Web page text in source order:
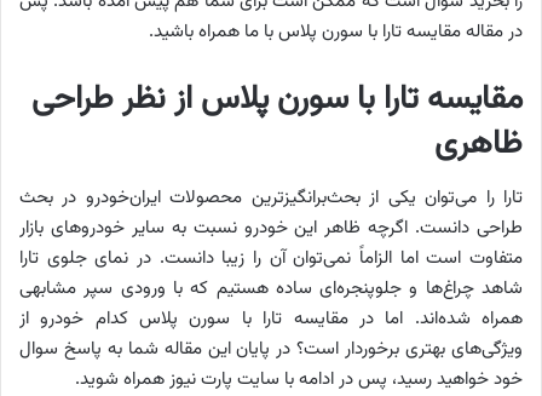
در مقاله مقایسه تارا با سورن پلاس با ما همراه باشید.
مقایسه تارا با سورن پلاس از نظر طراحی
ظاهری
تارا را می‌توان یکی از بحث‌برانگیزترین محصولات ایران‌خودرو در بحث
طراحی دانست. اگرچه ظاهر این خودرو نسبت به سایر خودروهای بازار
متفاوت است اما الزاماً نمی‌توان آن را زیبا دانست. در نمای جلوی تارا
شاهد چراغ‌ها و جلوپنجره‌ای ساده هستیم که با ورودی سپر مشابهی
همراه شده‌اند. اما در مقایسه تارا با سورن پلاس کدام خودرو از
ویژگی‌های بهتری برخوردار است؟ در پایان این مقاله شما به پاسخ سوال
خود خواهید رسید، پس در ادامه با سایت پارت نیوز همراه شوید.